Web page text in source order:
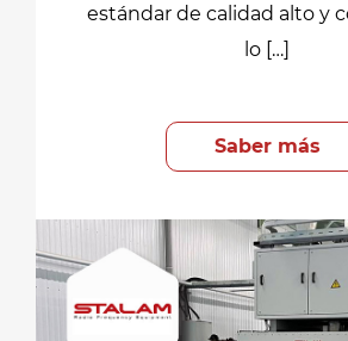
estándar de calidad alto y
lo […]
Saber más